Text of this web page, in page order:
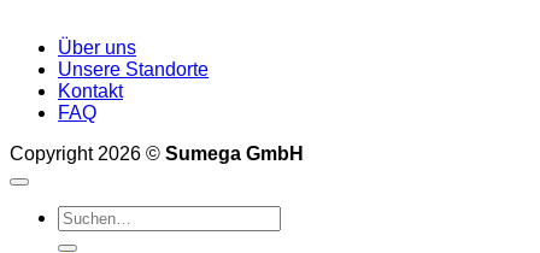
Über uns
Unsere Standorte
Kontakt
FAQ
Copyright 2026 © Sumega GmbH
Suchen
nach: